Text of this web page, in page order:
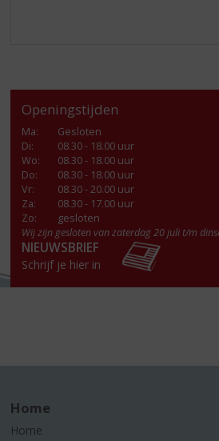
Openingstijden
Ma:
Gesloten
Di:
08.30 - 18.00 uur
Wo:
08.30 - 18.00 uur
Do:
08.30 - 18.00 uur
Vr:
08.30 - 20.00 uur
Za:
08.30 - 17.00 uur
Zo:
gesloten
Wij zijn gesloten van zaterdag 20 juli t/m
NIEUWSBRIEF
Schrijf je hier in
Home
Home